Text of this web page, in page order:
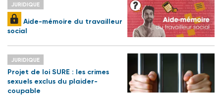
JURIDIQUE
Aide-mémoire du travailleur
social
JURIDIQUE
Projet de loi SURE : les crimes
sexuels exclus du plaider-
coupable